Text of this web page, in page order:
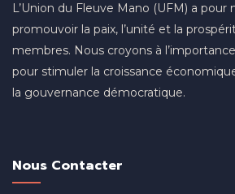
L’Union du Fleuve Mano (UFM) a pour
promouvoir la paix, l’unité et la
membres. Nous croyons à
pour stimuler la croissance
la gouvernance démocratique.
Nous Contacter